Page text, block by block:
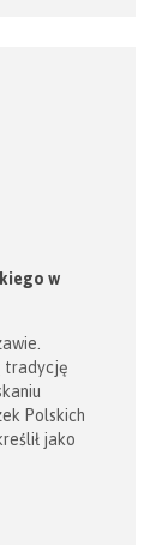
GW -W-
pod-
w
tradycję
Polskich
jako